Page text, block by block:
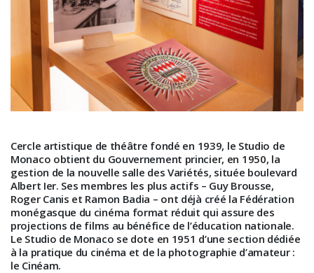
Cercle artistique de théâtre fondé en 1939, le Studio de
Monaco obtient du Gouvernement princier, en 1950, la
gestion de la nouvelle salle des Variétés, située boulevard
Albert Ier. Ses membres les plus actifs – Guy Brousse,
Roger Canis et Ramon Badia – ont déjà créé la Fédération
monégasque du cinéma format réduit qui assure des
projections de films au bénéfice de l’éducation nationale.
Le Studio de Monaco se dote en 1951 d’une section dédiée
à la pratique du cinéma et de la photographie d’amateur :
le Cinéam.